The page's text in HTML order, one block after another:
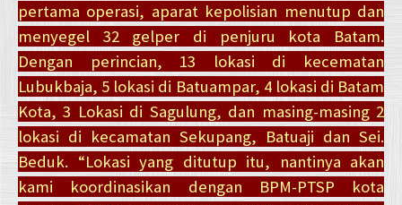
pertama operasi, aparat kepolisian menutup dan
menyegel 32 gelper di penjuru kota Batam.
Dengan perincian, 13 lokasi di kecematan
Lubukbaja, 5 lokasi di Batuampar, 4 lokasi di Batam
Kota, 3 Lokasi di Sagulung, dan masing-masing 2
lokasi di kecamatan Sekupang, Batuaji dan Sei.
Beduk. “Lokasi yang ditutup itu, nantinya akan
kami koordinasikan dengan BPM-PTSP kota